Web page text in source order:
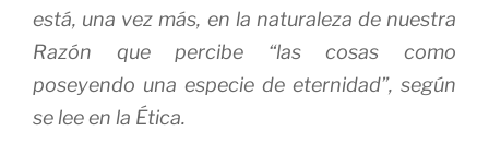
está, una vez más, en la naturaleza de nuestra
Razón que percibe “las cosas como
poseyendo una especie de eternidad”, según
se lee en la Ética.